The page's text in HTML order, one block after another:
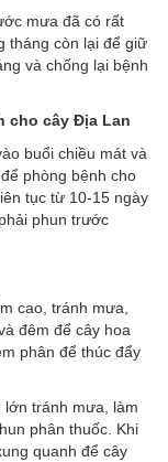
mưa đã có rất
tháng còn lại để giữ
và chống lại bệnh
cho cây Địa Lan
buổi chiều mát và
phòng bệnh cho
tục từ 10-15 ngày
phun trước
cao, tránh mưa,
đêm để cây hoa
phân để thúc đẩy
lớn tránh mưa, làm
phân thuốc. Khi
quanh để cây